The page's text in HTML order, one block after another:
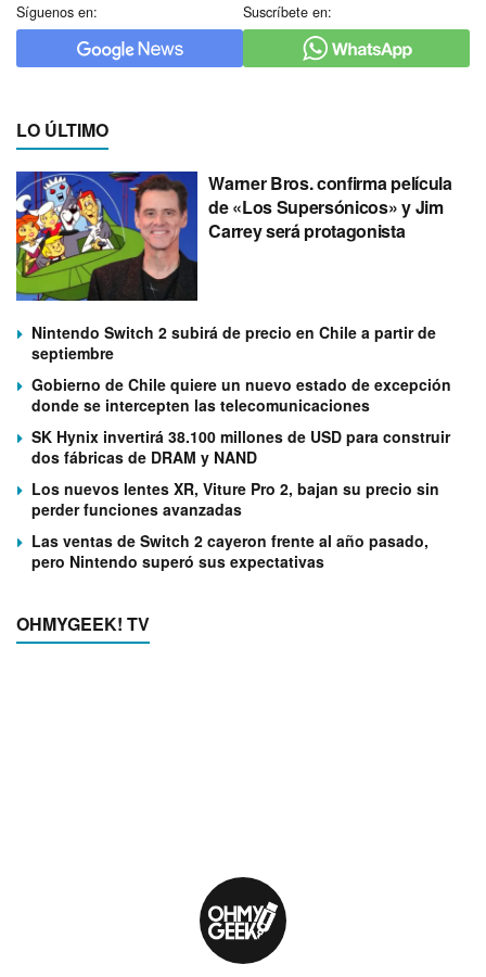
Síguenos en: Suscríbete en:
LO ÚLTIMO
Warner Bros. confirma película
de «Los Supersónicos» y Jim
Carrey será protagonista
Nintendo Switch 2 subirá de precio en Chile a partir de
septiembre
Gobierno de Chile quiere un nuevo estado de excepción
donde se intercepten las telecomunicaciones
SK Hynix invertirá 38.100 millones de USD para construir
dos fábricas de DRAM y NAND
Los nuevos lentes XR, Viture Pro 2, bajan su precio sin
perder funciones avanzadas
Las ventas de Switch 2 cayeron frente al año pasado,
pero Nintendo superó sus expectativas
OHMYGEEK! TV